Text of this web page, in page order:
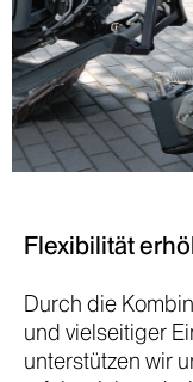
Flexibilität
Durch die
und vielseitiger
unterstützen wir